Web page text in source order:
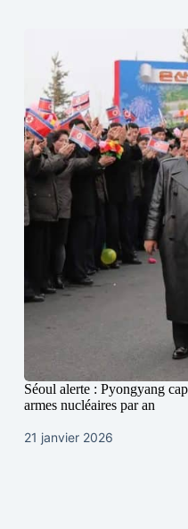
Séoul alerte : Pyongyang
armes nucléaires par an
21 janvier 2026